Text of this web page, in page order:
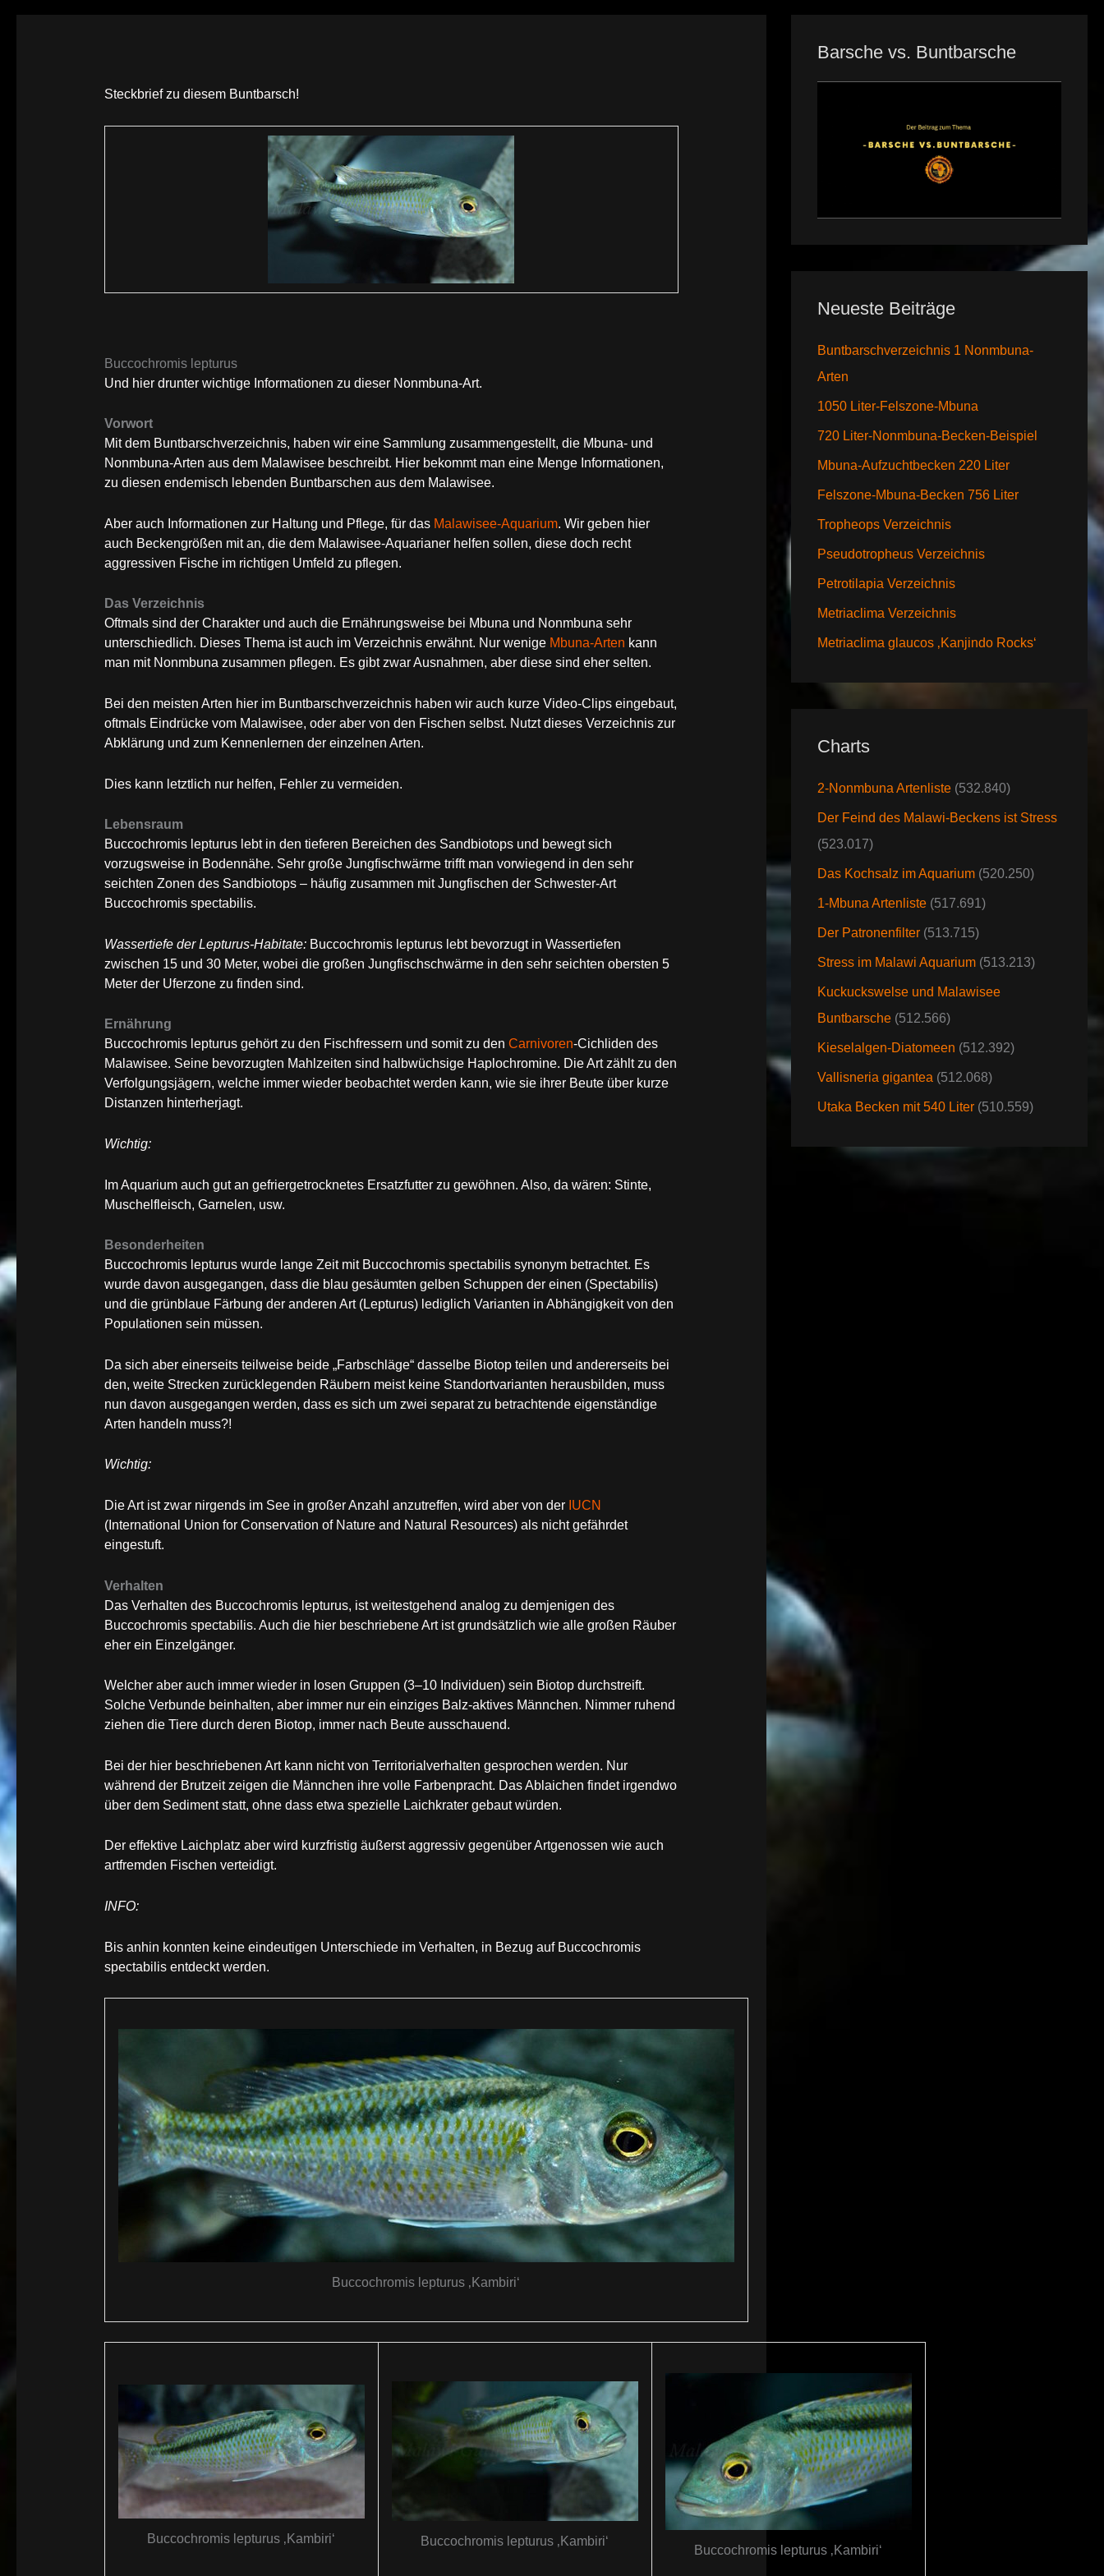
Steckbrief zu diesem Buntbarsch!
Buccochromis lepturus
Und hier drunter wichtige Informationen zu dieser Nonmbuna-Art.
Vorwort
Mit dem Buntbarschverzeichnis, haben wir eine Sammlung zusammengestellt, die Mbuna- und
Nonmbuna-Arten aus dem Malawisee beschreibt. Hier bekommt man eine Menge Informationen,
zu diesen endemisch lebenden Buntbarschen aus dem Malawisee.
Aber auch Informationen zur Haltung und Pflege, für das Malawisee-Aquarium. Wir geben hier
auch Beckengrößen mit an, die dem Malawisee-Aquarianer helfen sollen, diese doch recht
aggressiven Fische im richtigen Umfeld zu pflegen.
Das Verzeichnis
Oftmals sind der Charakter und auch die Ernährungsweise bei Mbuna und Nonmbuna sehr
unterschiedlich. Dieses Thema ist auch im Verzeichnis erwähnt. Nur wenige Mbuna-Arten kann
man mit Nonmbuna zusammen pflegen. Es gibt zwar Ausnahmen, aber diese sind eher selten.
Bei den meisten Arten hier im Buntbarschverzeichnis haben wir auch kurze Video-Clips eingebaut,
oftmals Eindrücke vom Malawisee, oder aber von den Fischen selbst. Nutzt dieses Verzeichnis zur
Abklärung und zum Kennenlernen der einzelnen Arten.
Dies kann letztlich nur helfen, Fehler zu vermeiden.
Lebensraum
Buccochromis lepturus lebt in den tieferen Bereichen des Sandbiotops und bewegt sich
vorzugsweise in Bodennähe. Sehr große Jungfischwärme trifft man vorwiegend in den sehr
seichten Zonen des Sandbiotops – häufig zusammen mit Jungfischen der Schwester-Art
Buccochromis spectabilis.
Wassertiefe der Lepturus-Habitate:Buccochromis lepturus lebt bevorzugt in Wassertiefen
zwischen 15 und 30 Meter, wobei die großen Jungfischschwärme in den sehr seichten obersten 5
Meter der Uferzone zu finden sind.
Ernährung
Buccochromis lepturus gehört zu den Fischfressern und somit zu den Carnivoren-Cichliden des
Malawisee. Seine bevorzugten Mahlzeiten sind halbwüchsige Haplochromine. Die Art zählt zu den
Verfolgungsjägern, welche immer wieder beobachtet werden kann, wie sie ihrer Beute über kurze
Distanzen hinterherjagt.
Wichtig:
Im Aquarium auch gut an gefriergetrocknetes Ersatzfutter zu gewöhnen. Also, da wären: Stinte,
Muschelfleisch, Garnelen, usw.
Besonderheiten
Buccochromis lepturus wurde lange Zeit mit Buccochromis spectabilis synonym betrachtet. Es
wurde davon ausgegangen, dass die blau gesäumten gelben Schuppen der einen (Spectabilis)
und die grünblaue Färbung der anderen Art (Lepturus) lediglich Varianten in Abhängigkeit von den
Populationen sein müssen.
Da sich aber einerseits teilweise beide „Farbschläge“ dasselbe Biotop teilen und andererseits bei
den, weite Strecken zurücklegenden Räubern meist keine Standortvarianten herausbilden, muss
nun davon ausgegangen werden, dass es sich um zwei separat zu betrachtende eigenständige
Arten handeln muss?!
Wichtig:
Die Art ist zwar nirgends im See in großer Anzahl anzutreffen, wird aber von der IUCN
(International Union for Conservation of Nature and Natural Resources) als nicht gefährdet
eingestuft.
Verhalten
Das Verhalten des Buccochromis lepturus, ist weitestgehend analog zu demjenigen des
Buccochromis spectabilis. Auch die hier beschriebene Art ist grundsätzlich wie alle großen Räuber
eher ein Einzelgänger.
Welcher aber auch immer wieder in losen Gruppen (3–10 Individuen) sein Biotop durchstreift.
Solche Verbunde beinhalten, aber immer nur ein einziges Balz-aktives Männchen. Nimmer ruhend
ziehen die Tiere durch deren Biotop, immer nach Beute ausschauend.
Bei der hier beschriebenen Art kann nicht von Territorialverhalten gesprochen werden. Nur
während der Brutzeit zeigen die Männchen ihre volle Farbenpracht. Das Ablaichen findet irgendwo
über dem Sediment statt, ohne dass etwa spezielle Laichkrater gebaut würden.
Der effektive Laichplatz aber wird kurzfristig äußerst aggressiv gegenüber Artgenossen wie auch
artfremden Fischen verteidigt.
INFO:
Bis anhin konnten keine eindeutigen Unterschiede im Verhalten, in Bezug auf Buccochromis
spectabilis entdeckt werden.
Buccochromis lepturus ‚Kambiri‘
Buccochromis lepturus ‚Kambiri‘ Buccochromis lepturus ‚Kambiri‘
Buccochromis lepturus ‚Kambiri‘
Barsche vs. Buntbarsche
Neueste Beiträge
Buntbarschverzeichnis 1 Nonmbuna-
Arten
1050 Liter-Felszone-Mbuna
720 Liter-Nonmbuna-Becken-Beispiel
Mbuna-Aufzuchtbecken 220 Liter
Felszone-Mbuna-Becken 756 Liter
Tropheops Verzeichnis
Pseudotropheus Verzeichnis
Petrotilapia Verzeichnis
Metriaclima Verzeichnis
Metriaclima glaucos ‚Kanjindo Rocks‘
Charts
2-Nonmbuna Artenliste (532.840)
Der Feind des Malawi-Beckens ist Stress
(523.017)
Das Kochsalz im Aquarium (520.250)
1-Mbuna Artenliste (517.691)
Der Patronenfilter (513.715)
Stress im Malawi Aquarium (513.213)
Kuckuckswelse und Malawisee
Buntbarsche (512.566)
Kieselalgen-Diatomeen (512.392)
Vallisneria gigantea (512.068)
Utaka Becken mit 540 Liter (510.559)